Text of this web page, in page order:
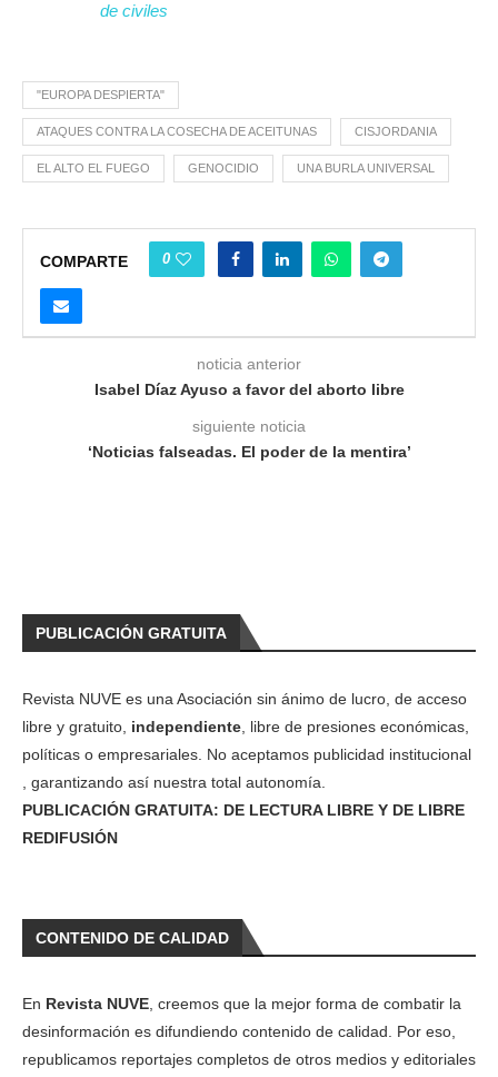
de civiles
"EUROPA DESPIERTA"
ATAQUES CONTRA LA COSECHA DE ACEITUNAS CISJORDANIA
EL ALTO EL FUEGO GENOCIDIO UNA BURLA UNIVERSAL
COMPARTE 0
noticia anterior
Isabel Díaz Ayuso a favor del aborto libre
siguiente noticia
‘Noticias falseadas. El poder de la mentira’
PUBLICACIÓN GRATUITA
Revista NUVE es una Asociación sin ánimo de lucro, de acceso
libre y gratuito, independiente , libre de presiones económicas,
políticas o empresariales. No aceptamos publicidad institucional
, garantizando así nuestra total autonomía.
PUBLICACIÓN GRATUITA: DE LECTURA LIBRE Y DE LIBRE
REDIFUSIÓN
CONTENIDO DE CALIDAD
En Revista NUVE , creemos que la mejor forma de combatir la
desinformación es difundiendo contenido de calidad. Por eso,
republicamos reportajes completos de otros medios y editoriales